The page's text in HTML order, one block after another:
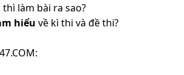
làm bài ra sao?
hiểu về kì thi và đề thi?